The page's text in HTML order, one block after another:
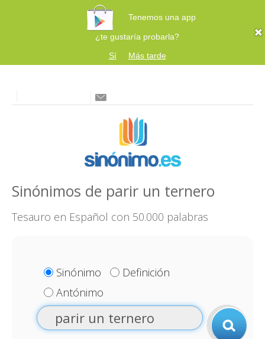
Tenemos una app
¿te gustaría probarla?
Sí
Más tarde
Sinónimos de parir un ternero
Tesauro en Español con 50.000 palabras
Sinónimo
Definición
Antónimo